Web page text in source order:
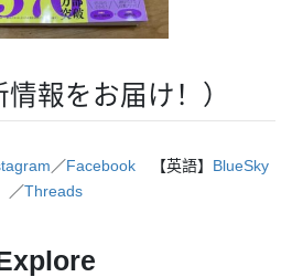
報をお届け！）
／Facebook 【英語】 BlueSky
／Threads